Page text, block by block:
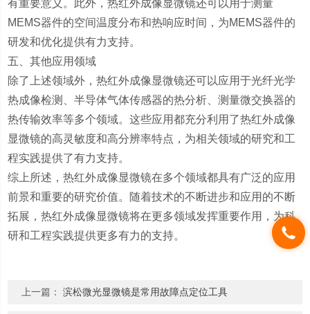
有重要意义。此外，热红外成像显微镜还可以用于测量
MEMS器件的空间温度分布和热响应时间，为MEMS器件的
研发和优化提供有力支持。
五、其他应用领域
除了上述领域外，热红外成像显微镜还可以应用于光纤光学
热成像检测、半导体气体传感器的热分析、测量微交换器的
热传输效率等多个领域。这些应用都充分利用了热红外成像
显微镜的高灵敏度和高分辨率特点，为相关领域的研究和工
程实践提供了有力支持。
综上所述，热红外成像显微镜在多个领域都具有广泛的应用
前景和重要的研究价值。随着技术的不断进步和应用的不断
拓展，热红外成像显微镜将在更多领域发挥重要作用，为科
研和工程实践提供更多有力的支持。
上一篇：滨松微光显微镜是常用故障点定位工具